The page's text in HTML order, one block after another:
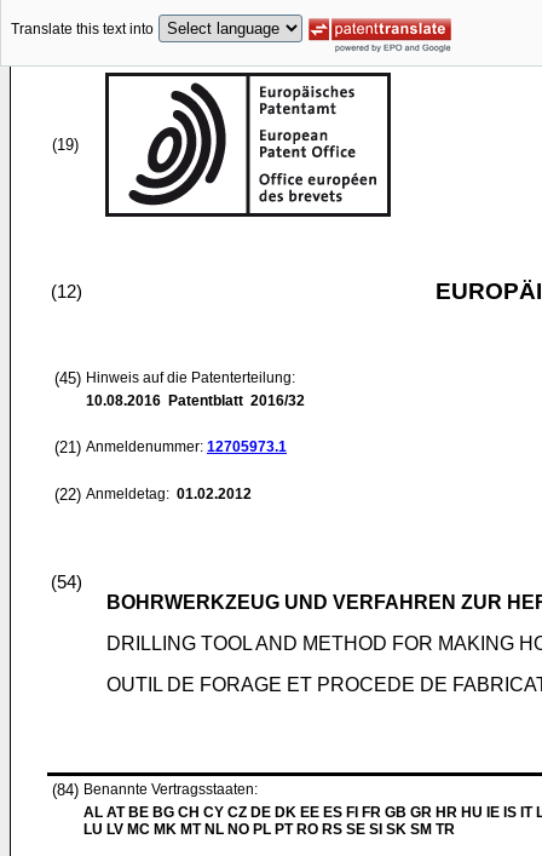
Translate this text into
(19)
(12)
(45) Hinweis auf die Patenterteilung:
10.08.2016 Patentblatt 2016/32
(21) Anmeldenummer: 12705973.1
(22) Anmeldetag: 01.02.2012
(54)
BOHRWERKZEUG UND VERFAHREN ZUR
DRILLING TOOL AND METHOD FOR MAKING
OUTIL DE FORAGE ET PROCEDE DE
(84) Benannte Vertragsstaaten:
AL AT BE BG CH CY CZ DE DK EE ES FI FR GB GR HR HU IE IS IT
LU LV MC MK MT NL NO PL PT RO RS SE SI SK SM TR